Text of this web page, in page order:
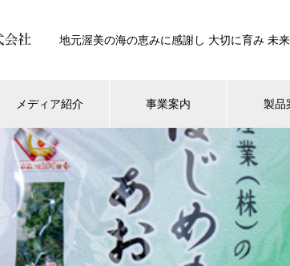
地元渥美の海の恵みに感謝し 大切に育み 未
メディア紹介 事業案内 製品